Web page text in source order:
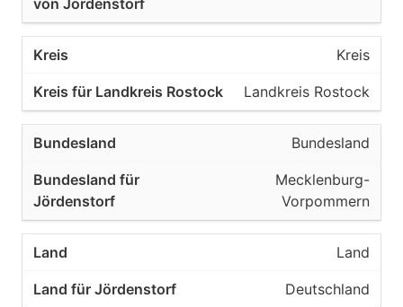
Kreis
Landkreis Rostock
Bundesland
Mecklenburg-
Vorpommern
Land
Deutschland